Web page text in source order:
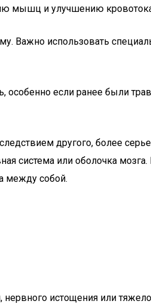
мышц и улучшению
Важно использовать
особенно если ранее были
другого, более
система или оболочка
между собой.
истощения или